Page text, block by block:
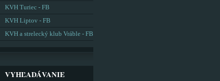
KVH Turiec - FB
KVH Liptov - FB
KVH a strelecký klub Vráble - FB
VYHĽADÁVANIE